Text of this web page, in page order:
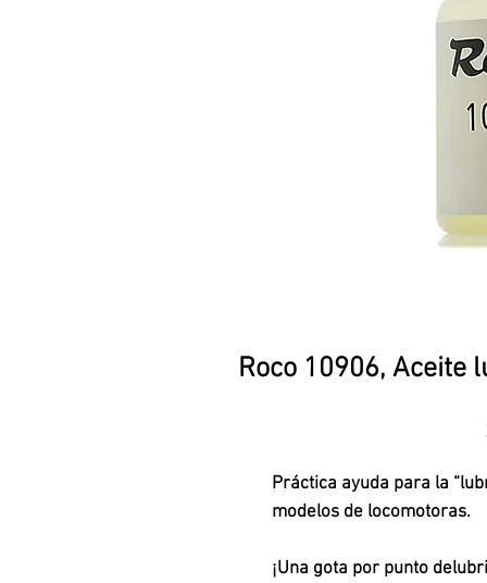
Roco 10906, Aceite
Práctica ayuda para la
modelos de locomotoras.
¡Una gota por punto